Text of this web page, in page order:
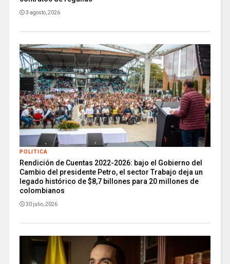
3 agosto, 2026
POLITICA
Rendición de Cuentas 2022-2026: bajo el Gobierno del
Cambio del presidente Petro, el sector Trabajo deja un
legado histórico de $8,7 billones para 20 millones de
colombianos
30 julio, 2026